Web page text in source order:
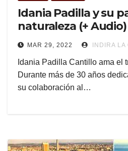
Idania Padilla y su
naturaleza (+ Audio)
MAR 29, 2022 INDIRA
Idania Padilla Cantillo ama el
Durante más de 30 años
su colaboración al…